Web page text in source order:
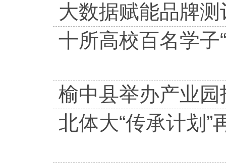
大数据赋能品牌测
十所高校百名学子
榆中县举办产业
北体大“传承计划